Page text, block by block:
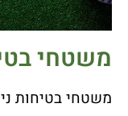
משטחי
משטחי בטיחות